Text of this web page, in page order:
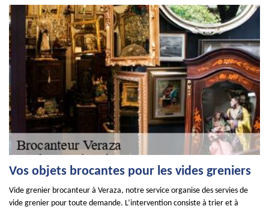
Vos objets brocantes pour les vides greniers
Vide grenier brocanteur à Veraza, notre service organise des servies de
vide grenier pour toute demande. L’intervention consiste à trier et à